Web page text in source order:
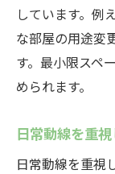
しています。例
な部屋の用途変
す。最小限スペ
められます。
日常動線を重
日常動線を重視